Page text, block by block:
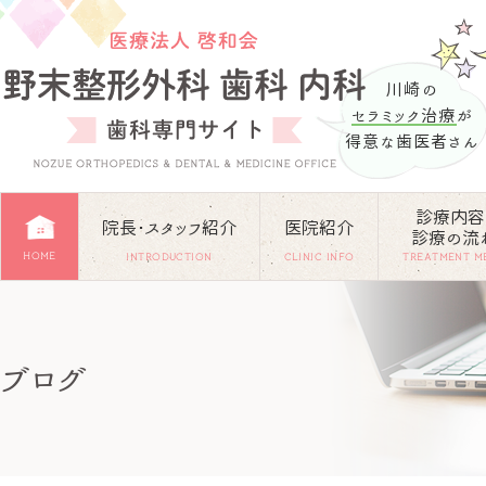
川崎の
セラミック治療 が
得意な歯医者さん
HOME
院長･スタッフ紹介
INTRODUCTION
医院紹介
CLINIC INFO
診療内
診療の流
TREATMENT
ブログ